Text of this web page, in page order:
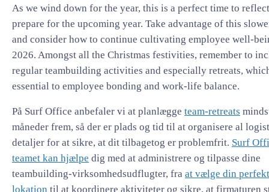
As we wind down for the year, this is a perfect time to
prepare for the upcoming year. Take advantage of this
and consider how to continue cultivating employee well-
2026. Amongst all the Christmas festivities, remember to
regular teambuilding activities and especially retreats,
essential to employee bonding and work-life balance.
På Surf Office anbefaler vi at planlægge team-retreats
måneder frem, så der er plads og tid til at organisere al
detaljer for at sikre, at dit tilbagetog er problemfrit. Surf
teamet kan hjælpe dig med at administrere og tilpasse dine
teambuilding-virksomhedsudflugter, fra at vælge din
lokation til at koordinere aktiviteter og sikre, at firmaturen